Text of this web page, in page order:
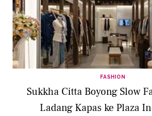
FASHION
Sukkha Citta Boyong Slow
Ladang Kapas ke Plaza